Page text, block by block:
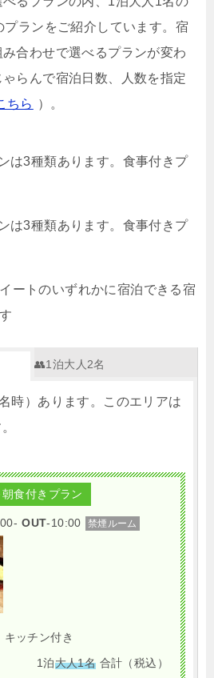
ランをご紹介しています。宿
合わせで選べるプランが変わ
らんで宿泊日数、人数を指定
ちら ）。
は3種類あります。食事付きプ
は3種類あります。食事付きプ
ートのいずれかに宿泊できる宿
👥1泊大人2名
時）あります。このエリアは
食付きプラン
OUT-10:00 禁煙ルーム
ッチン付き
1泊大人1名 合計（税込）